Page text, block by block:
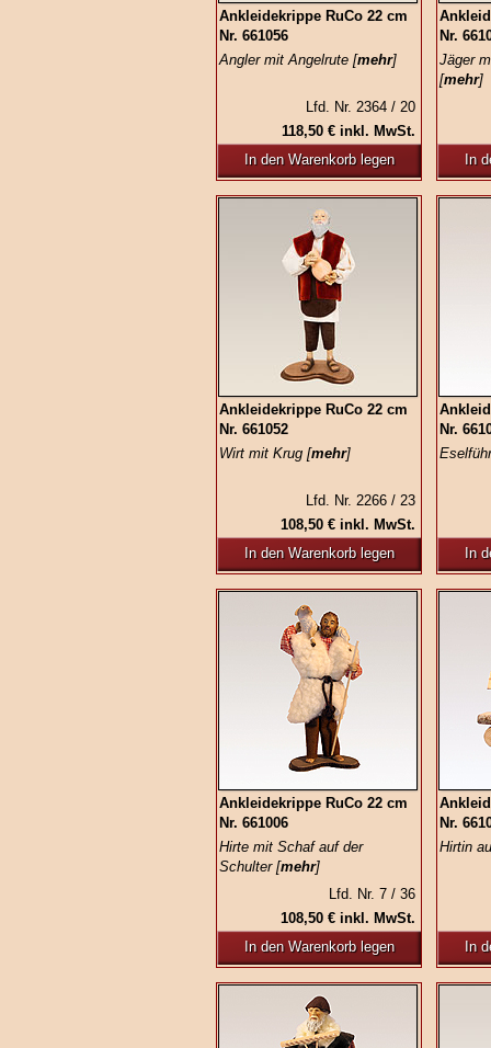
Ankleidekrippe RuCo 22 cm
Nr. 661056
Angler mit Angelrute [mehr]
Lfd. Nr. 2364 / 20
118,50 € inkl. MwSt.
In den Warenkorb legen
Nr.
Jäger
[mehr]
In
Ankleidekrippe RuCo 22 cm
Nr. 661052
Wirt mit Krug [mehr]
Lfd. Nr. 2266 / 23
108,50 € inkl. MwSt.
In den Warenkorb legen
Nr.
In
Ankleidekrippe RuCo 22 cm
Nr. 661006
Hirte mit Schaf auf der
Schulter [mehr]
Lfd. Nr. 7 / 36
108,50 € inkl. MwSt.
In den Warenkorb legen
Nr.
Hirtin
In